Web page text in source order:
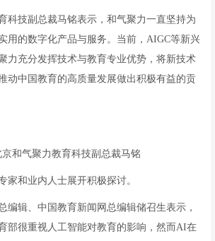
科技副总裁马铭表示，和气聚力一直坚持为
用的数字化产品与服务。当前，AIGC等新兴
力充分发挥技术与教育专业优势，将新技术
动中国教育的高质量发展做出积极有益的贡
京和气聚力教育科技副总裁马铭
家和业内人士展开积极探讨。
编辑、中国教育新闻网总编辑储召生表示，
部很重视人工智能对教育的影响，然而AI在